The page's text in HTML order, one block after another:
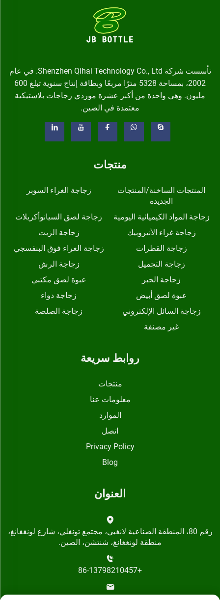
تأسست شركة Shenzhen Qihai Technology Co., Ltd. في عام
2002، بمساحة 5328 مترًا مربعًا وبطاقة إنتاج سنوية تبلغ 600
مليون. وهي واحدة من أكبر عشرة موردي زجاجات بلاستيكية
معتمدة في الصين.
منتجات
المنتجات الساخنة/المنتجات
الجديدة
زجاجة الغراء السوبر
زجاجة المواد الكيميائية اليومية
زجاجة لصق السيانوأكريلات
زجاجة غراء الأنيروبيك
زجاجة الزيت
زجاجة القطرات
زجاجة الغراء فوق البنفسجي
زجاجة التجميل
زجاجة الرش
زجاجة الحبر
عبوة لصق مكتبي
عبوة لصق أبيض
زجاجة دواء
زجاجة السائل الإلكتروني
زجاجة الصلصة
غير مصنفة
روابط سريعة
منتجات
معلومات عنا
الموارد
اتصل
Privacy Policy
Blog
العنوان
رقم 80، المنطقة الصناعية لانغبي، مجتمع تونغلي، شارع لونغغانغ،
منطقة لونغغانغ، شنتشن، الصين.
+86-13798210457